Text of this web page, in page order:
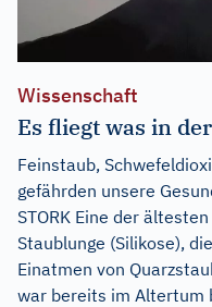
Wissenschaft
Es fliegt was in
Feinstaub,
gefährden unsere
STORK Eine der
Staublunge (Silikose),
Einatmen von
war bereits im Altertum